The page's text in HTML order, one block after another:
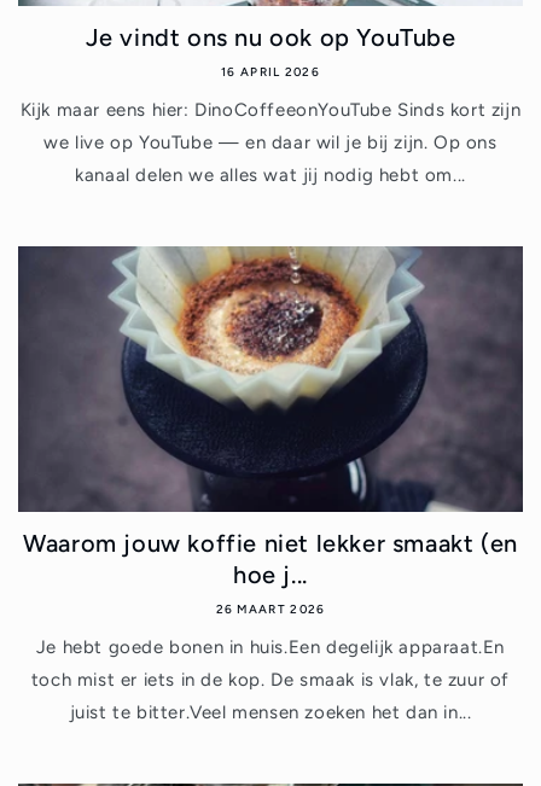
Je vindt ons nu ook op YouTube
16 APRIL 2026
Kijk maar eens hier: DinoCoffeeonYouTube Sinds kort zijn
we live op YouTube — en daar wil je bij zijn. Op ons
kanaal delen we alles wat jij nodig hebt om...
Waarom jouw koffie niet lekker smaakt (en
hoe j...
26 MAART 2026
Je hebt goede bonen in huis.Een degelijk apparaat.En
toch mist er iets in de kop. De smaak is vlak, te zuur of
juist te bitter.Veel mensen zoeken het dan in...